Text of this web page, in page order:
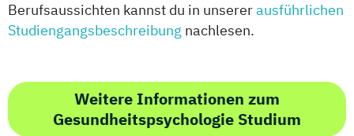
Berufsaussichten kannst du in unsererausführlichen
Studiengangsbeschreibung nachlesen.
Weitere Informationen zum
Gesundheitspsychologie Studium